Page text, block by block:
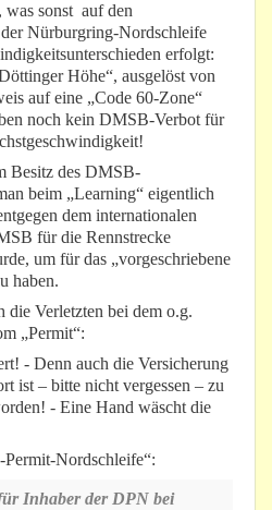
sonst auf den
Nürburgring-Nordschleife
erfolgt:
Höhe“, ausgelöst von
auf eine „Code 60-Zone“
noch kein DMSB-Verbot für
Besitz des DMSB-
beim „Learning“ eigentlich
dem internationalen
für die Rennstrecke
um für das „vorgeschriebene
haben.
die Verletzten bei dem o.g.
„Permit“:
- Denn auch die Versicherung
ist – bitte nicht vergessen – zu
- Eine Hand wäscht die
Nordschleife“:
Inhaber der DPN bei